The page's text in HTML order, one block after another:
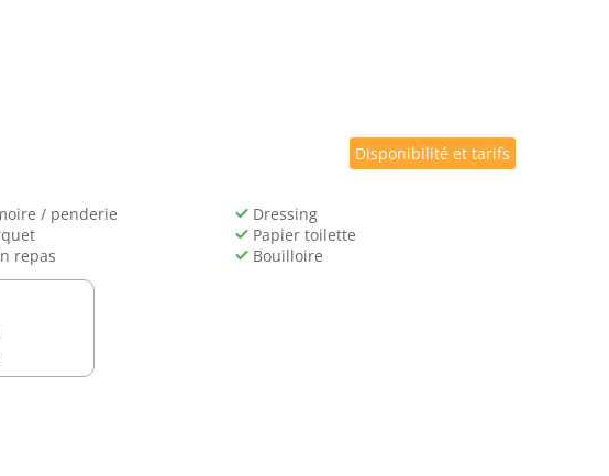
/ penderie
Dressing
Papier toilette
repas Bouilloire
Disponibilité et tarifs